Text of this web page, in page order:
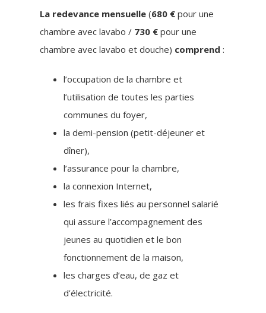
La redevance mensuelle (680 € pour une
chambre avec lavabo / 730 € pour une
chambre avec lavabo et douche) comprend :
l’occupation de la chambre et
l’utilisation de toutes les parties
communes du foyer,
la demi-pension (petit-déjeuner et
dîner),
l’assurance pour la chambre,
la connexion Internet,
les frais fixes liés au personnel salarié
qui assure l’accompagnement des
jeunes au quotidien et le bon
fonctionnement de la maison,
les charges d’eau, de gaz et
d’électricité.